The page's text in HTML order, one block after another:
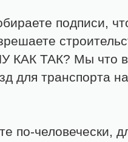
подписи,
КАК ТАК? Мы что
для транспорта
по‑человечески,